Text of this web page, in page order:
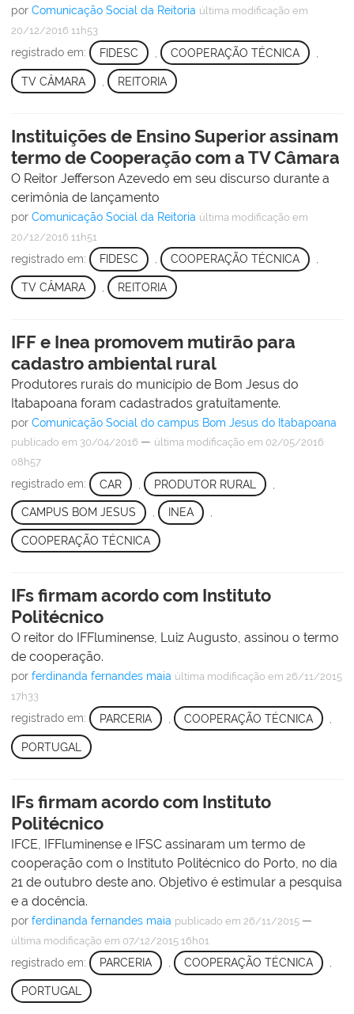
por Comunicação Social da Reitoria última modificação em
20/12/2016 11h53
registrado em: FIDESC COOPERAÇÃO TÉCNICA
TV CÂMARA REITORIA
Instituições de Ensino Superior assinam
termo de Cooperação com a TV Câmara
O Reitor Jefferson Azevedo em seu discurso durante a
cerimônia de lançamento
por Comunicação Social da Reitoria última modificação em
20/12/2016 11h51
registrado em: FIDESC , COOPERAÇÃO TÉCNICA ,
TV CÂMARA REITORIA
IFF e Inea promovem mutirão para
cadastro ambiental rural
Produtores rurais do município de Bom Jesus do
Itabapoana foram cadastrados gratuitamente.
por Comunicação Social do campus Bom Jesus do Itabapoana
publicado em 30/04/2016 — última modificação em 02/05/2016
08h57
registrado em: CAR PRODUTOR RURAL
CAMPUS BOM JESUS , INEA ,
COOPERAÇÃO TÉCNICA
IFs firmam acordo com Instituto
Politécnico
O reitor do IFFluminense, Luiz Augusto, assinou o termo
de cooperação.
por ferdinanda fernandes maia última modificação em 26/11/2015
17h33
registrado em: PARCERIA COOPERAÇÃO TÉCNICA
PORTUGAL
IFs firmam acordo com Instituto
Politécnico
IFCE, IFFluminense e IFSC assinaram um termo de
cooperação com o Instituto Politécnico do Porto, no dia
21 de outubro deste ano. Objetivo é estimular a pesquisa
e a docência.
por ferdinanda fernandes maia publicado em 26/11/2015 —
última modificação em 07/12/2015 16h01
registrado em: PARCERIA , COOPERAÇÃO TÉCNICA ,
PORTUGAL